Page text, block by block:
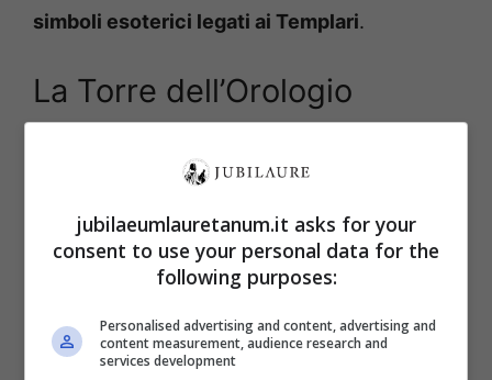
simboli esoterici legati ai Templari.
La Torre dell’Orologio
jubilaeumlauretanum.it asks for your
consent to use your personal data for the
following purposes:
Personalised advertising and content, advertising and
content measurement, audience research and
services development